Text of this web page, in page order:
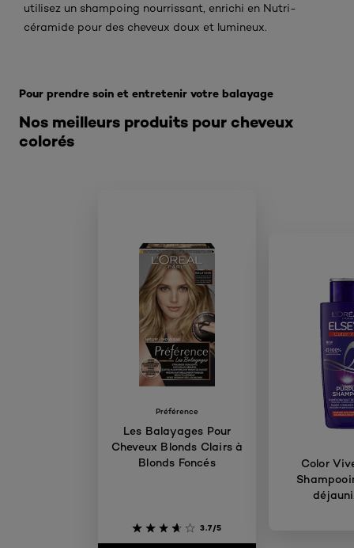
utilisez un shampoing nourrissant, enrichi en Nutri-
céramide pour des cheveux doux et lumineux.
Nos meilleurs produits pour cheveux
colorés
Pour prendre soin et entretenir votre balayage
Préférence
Les Balayages Pour
Cheveux Blonds Clairs à
Blonds Foncés
3.7/5
Color